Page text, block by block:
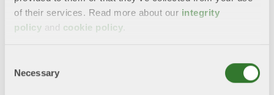
of their services. Read more about our integrity
policy and cookie policy
Selection
Necessary
nyskapas på andra platser inom regionen.
Myndigheterna föreslår att Sverige inte ska använda
denna möjlighet. De vill i stället tillämpa kravet för varje
– Myndigheternas förslag är olyckligt eftersom det leder
till ett ineffektivt miljövårdsarbete. Det kan vara mer